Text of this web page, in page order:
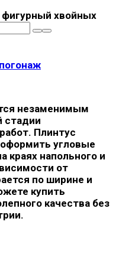
фигурный хвойных
незаменимым
стадии
Плинтус
угловые
краях напольного и
от
по ширине и
купить
качества без